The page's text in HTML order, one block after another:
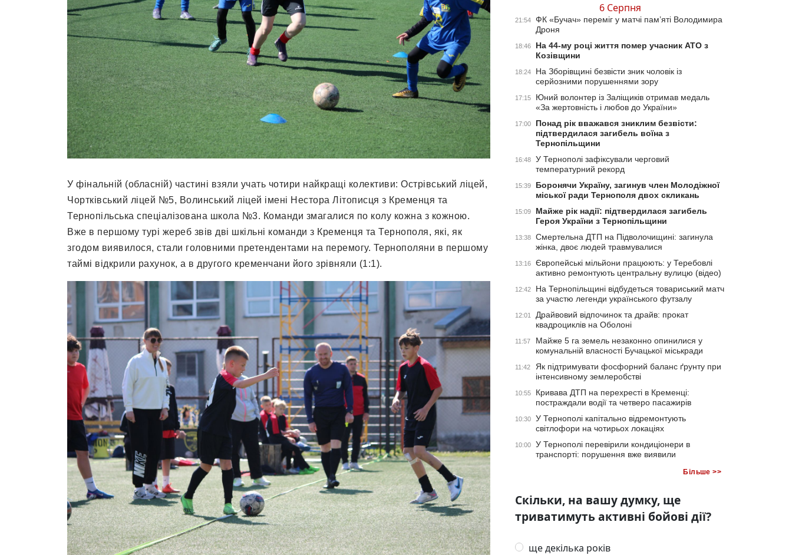
У фінальній (обласній) частині взяли учать чотири найкращі колективи: Острівський ліцей,
Чортківський ліцей №5, Волинський ліцей імені Нестора Літописця з Кременця та
Тернопільська спеціалізована школа №3. Команди змагалися по колу кожна з кожною.
Вже в першому турі жереб звів дві шкільні команди з Кременця та Тернополя, які, як
згодом виявилося, стали головними претендентами на перемогу. Тернополяни в першому
таймі відкрили рахунок, а в другого кременчани його зрівняли (1:1).
6 Серпня
21:54
ФК «Бучач» переміг у матчі пам’яті Володимира
Дроня
18:46
На 44-му році життя помер учасник АТО з
Козівщини
18:24
На Зборівщині безвісти зник чоловік із
серйозними порушеннями зору
17:15
Юний волонтер із Заліщиків отримав медаль
«За жертовність і любов до України»
17:00
Понад рік вважався зниклим безвісти:
підтвердилася загибель воїна з
Тернопільщини
16:48
У Тернополі зафіксували черговий
температурний рекорд
15:39
Боронячи Україну, загинув член Молодіжної
міської ради Тернополя двох скликань
15:09
Майже рік надії: підтвердилася загибель
Героя України з Тернопільщини
13:38
Смертельна ДТП на Підволочищині: загинула
жінка, двоє людей травмувалися
13:16
Європейські мільйони працюють: у Теребовлі
активно ремонтують центральну вулицю (відео)
12:42
На Тернопільщині відбудеться товариський матч
за участю легенди українського футзалу
12:01
Драйвовий відпочинок та драйв: прокат
квадроциклів на Оболоні
11:57
Майже 5 га земель незаконно опинилися у
комунальній власності Бучацької міськради
11:42
Як підтримувати фосфорний баланс ґрунту при
інтенсивному землеробстві
10:55
Кривава ДТП на перехресті в Кременці:
постраждали водії та четверо пасажирів
10:30
У Тернополі капітально відремонтують
світлофори на чотирьох локаціях
10:00
У Тернополі перевірили кондиціонери в
транспорті: порушення вже виявили
Більше >>
Скільки, на вашу думку, ще
триватимуть активні бойові дії?
ще декілька років